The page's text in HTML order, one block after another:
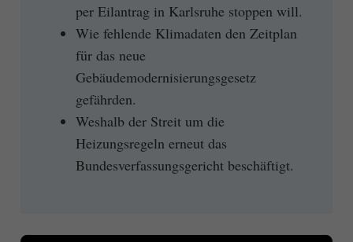
per Eilantrag in Karlsruhe stoppen will.
Wie fehlende Klimadaten den Zeitplan
für das neue
Gebäudemodernisierungsgesetz
gefährden.
Weshalb der Streit um die
Heizungsregeln erneut das
Bundesverfassungsgericht beschäftigt.